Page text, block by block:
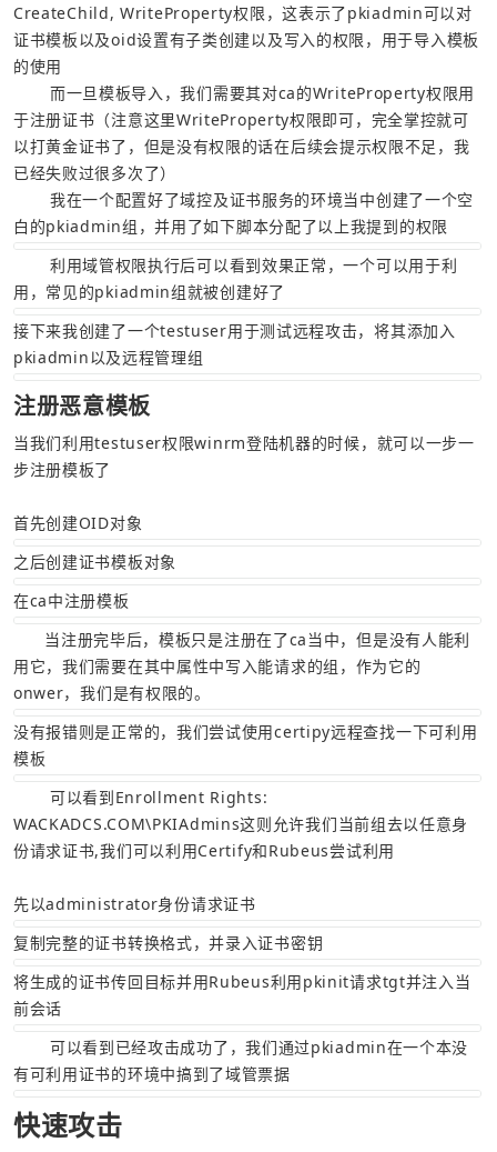
CreateChild, WriteProperty权限，这表示了pkiadmin可以对
证书模板以及oid设置有子类创建以及写入的权限，用于导入模板
的使用
于注册证书（注意这里WriteProperty权限即可，完全掌控就可
以打黄金证书了，但是没有权限的话在后续会提示权限不足，我
已经失败过很多次了）
白的pkiadmin组，并用了如下脚本分配了以上我提到的权限
用，常见的pkiadmin组就被创建好了
接下来我创建了一个testuser用于测试远程攻击，将其添加入
pkiadmin以及远程管理组
注册恶意模板
当我们利用testuser权限winrm登陆机器的时候，就可以一步一
步注册模板了
首先创建OID对象
之后创建证书模板对象
在ca中注册模板
用它，我们需要在其中属性中写入能请求的组，作为它的
onwer，我们是有权限的。
没有报错则是正常的，我们尝试使用certipy远程查找一下可利用
模板
WACKADCS.COM\PKIAdmins这则允许我们当前组去以任意身
份请求证书,我们可以利用Certify和Rubeus尝试利用
先以administrator身份请求证书
复制完整的证书转换格式，并录入证书密钥
将生成的证书传回目标并用Rubeus利用pkinit请求tgt并注入当
前会话
有可利用证书的环境中搞到了域管票据
快速攻击